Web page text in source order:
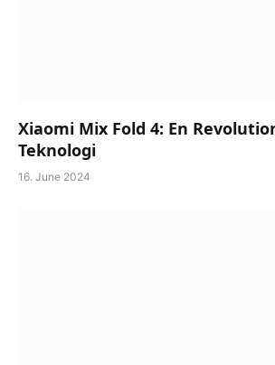
Xiaomi Mix Fold 4: En
Teknologi
16. June 2024